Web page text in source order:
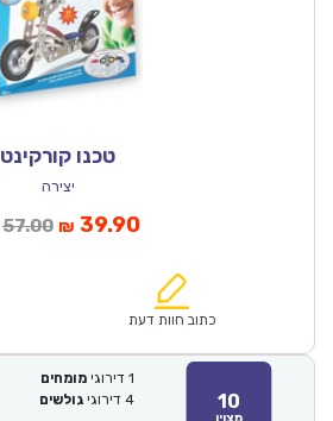
טכנו קורקינט
יצירה
57.00המחיר
₪57.00.
₪ 39.90המחיר
הוא:
כתוב חוות דעת
10
1 דירוגי מומחים
4 דירוגי גולשים